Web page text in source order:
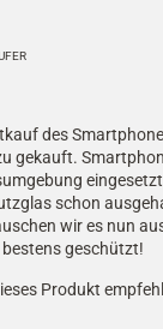
des
gekauft.
schon
wir es nun
geschützt!
Produkt